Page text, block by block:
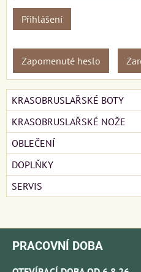
Přihlášení
Zapomenuté heslo
KRASOBRUSLAŘSKÉ BOTY
KRASOBRUSLAŘSKÉ NOŽE
OBLEČENÍ
DOPLŇKY
SERVIS
PRACOVNÍ DOBA